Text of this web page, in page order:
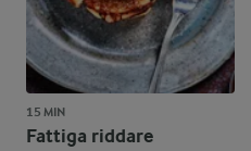
15 MIN
Fattiga riddare